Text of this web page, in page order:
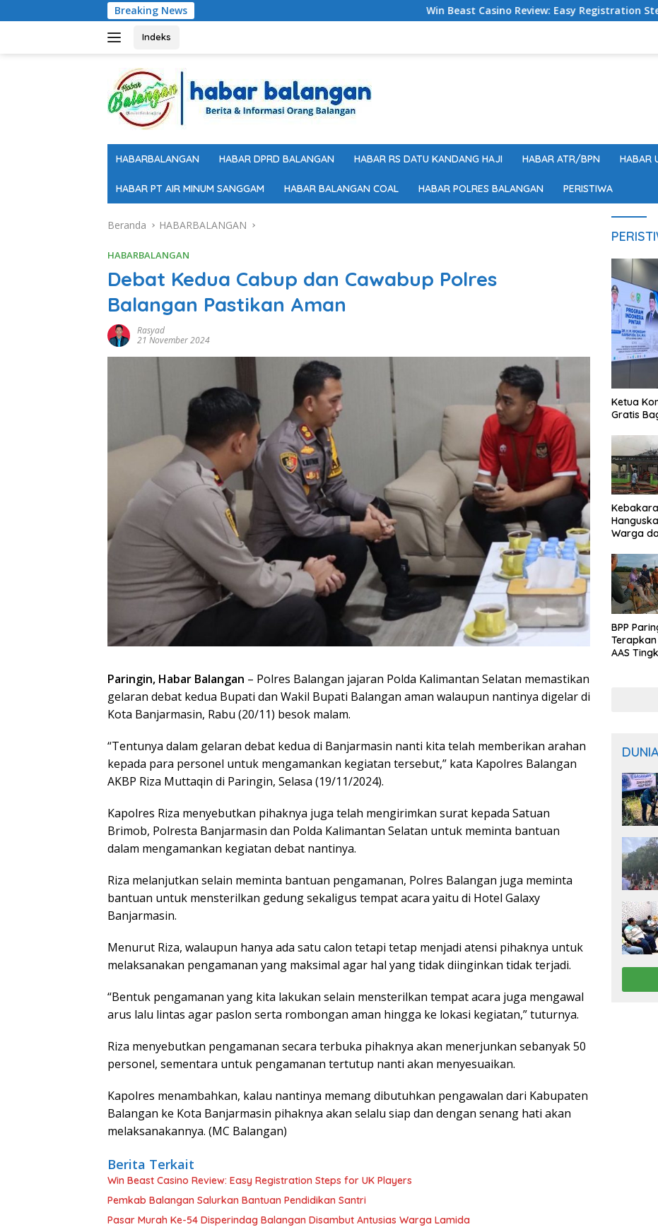
ke
Breaking News Win Beast Casino Review: Easy Registration Steps for UK Players
Indeks
HABARBALANGAN HABAR DPRD BALANGAN HABAR RS DATU KANDANG HAJI HABAR ATR/BPN HABAR
HABAR PT AIR MINUM SANGGAM HABAR BALANGAN COAL HABAR POLRES BALANGAN PERISTIWA
Beranda HABARBALANGAN
HABARBALANGAN
Debat Kedua Cabup dan Cawabup Polres
Balangan Pastikan Aman
Rasyad
21 November 2024
Paringin, Habar Balangan – Polres Balangan jajaran Polda Kalimantan Selatan memastikan
gelaran debat kedua Bupati dan Wakil Bupati Balangan aman walaupun nantinya digelar di
Kota Banjarmasin, Rabu (20/11) besok malam.
“Tentunya dalam gelaran debat kedua di Banjarmasin nanti kita telah memberikan arahan
kepada para personel untuk mengamankan kegiatan tersebut,” kata Kapolres Balangan
AKBP Riza Muttaqin di Paringin, Selasa (19/11/2024).
Kapolres Riza menyebutkan pihaknya juga telah mengirimkan surat kepada Satuan
Brimob, Polresta Banjarmasin dan Polda Kalimantan Selatan untuk meminta bantuan
dalam mengamankan kegiatan debat nantinya.
Riza melanjutkan selain meminta bantuan pengamanan, Polres Balangan juga meminta
bantuan untuk mensterilkan gedung sekaligus tempat acara yaitu di Hotel Galaxy
Banjarmasin.
Menurut Riza, walaupun hanya ada satu calon tetapi tetap menjadi atensi pihaknya untuk
melaksanakan pengamanan yang maksimal agar hal yang tidak diinginkan tidak terjadi.
“Bentuk pengamanan yang kita lakukan selain mensterilkan tempat acara juga mengawal
arus lalu lintas agar paslon serta rombongan aman hingga ke lokasi kegiatan,” tuturnya.
Riza menyebutkan pengamanan secara terbuka pihaknya akan menerjunkan sebanyak 50
personel, sementara untuk pengamanan tertutup nanti akan menyesuaikan.
Kapolres menambahkan, kalau nantinya memang dibutuhkan pengawalan dari Kabupaten
Balangan ke Kota Banjarmasin pihaknya akan selalu siap dan dengan senang hati akan
melaksanakannya. (MC Balangan)
Berita Terkait
Win Beast Casino Review: Easy Registration Steps for UK Players
Pemkab Balangan Salurkan Bantuan Pendidikan Santri
Pasar Murah Ke-54 Disperindag Balangan Disambut Antusias Warga Lamida
Ketua
Gratis
Warga
BPP
AAS